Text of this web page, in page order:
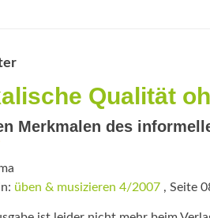
Qualität
Merkmalen des
üben & musizieren 4/2007 , Seite